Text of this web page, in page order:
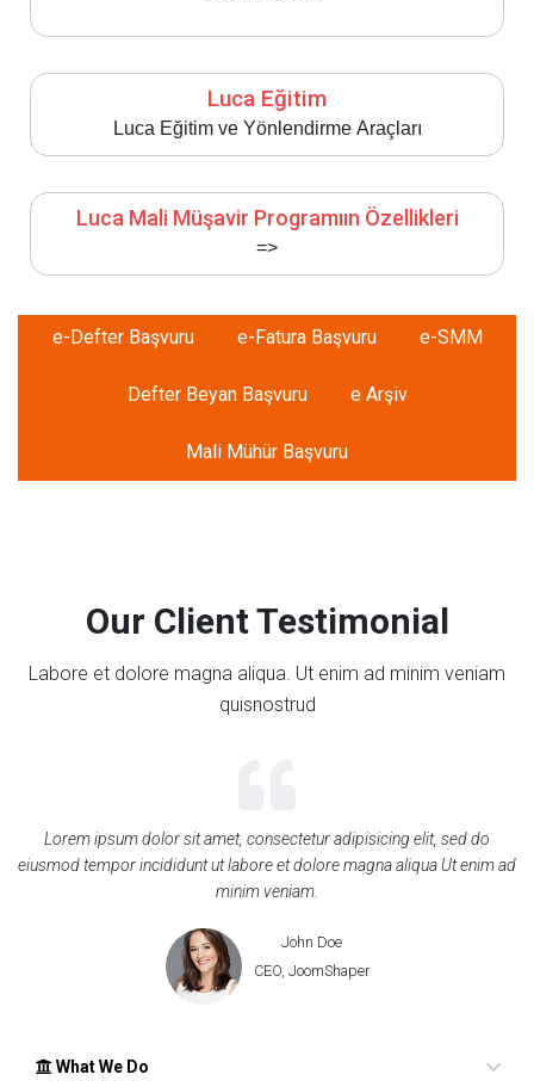
Luca Eğitim
Luca Eğitim ve Yönlendirme Araçları
Luca Mali Müşavir Programıın Özellikleri
=>
e-Defter Başvuru e-Fatura Başvuru e-SMM
Defter Beyan Başvuru e Arşiv
Mali Mühür Başvuru
Our Client Testimonial
Labore et dolore magna aliqua. Ut enim ad minim veniam
quisnostrud
Lorem ipsum dolor sit amet, consectetur adipisicing elit, sed do
eiusmod tempor incididunt ut labore et dolore magna aliqua Ut enim ad
minim veniam.
John Doe
CEO, JoomShaper
What We Do